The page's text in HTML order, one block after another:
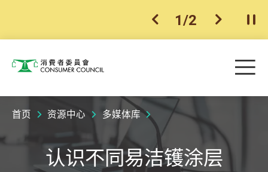
上一个
1/2 下一个开
消费者委员会 目
首页 资源中心 多媒体库
认识不同易洁镬涂层